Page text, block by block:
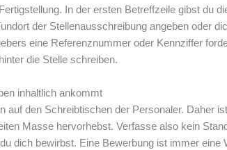
In der ersten Betreffzeile gibst du
der Stellenausschreibung angeben oder
eine Referenznummer oder Kennziffer
die Stelle schreiben.
inhaltlich ankommt
auf den Schreibtischen der Personaler. Daher
Masse hervorhebst. Verfasse also kein
dich bewirbst. Eine Bewerbung ist immer eine